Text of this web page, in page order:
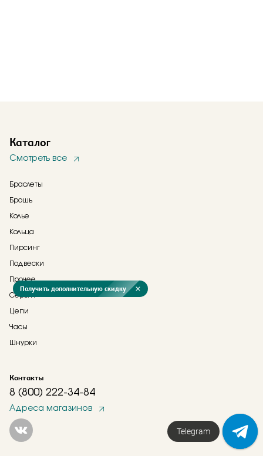
Каталог
Смотреть все
Браслеты
Брошь
Колье
Кольца
Пирсинг
Подвески
Прочее
Серьги
Цепи
Часы
Шнурки
Контакты
8 (800) 222-34-84
Адреса магазинов
Получить дополнительную скидку
Telegram